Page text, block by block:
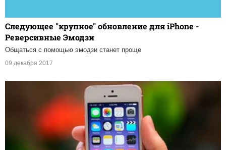
Следующее "крупное" обновление для iPhone -
Реверсивные Эмодзи
Общаться с помощью эмодзи станет проще
09 декабря 2017